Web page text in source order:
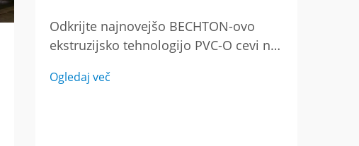
Odkrijte najnovejšo BECHTON-ovo
ekstruzijsko tehnologijo PVC-O cevi na
izjemenost s inovacijami. Poglejte,
Ogledaj več